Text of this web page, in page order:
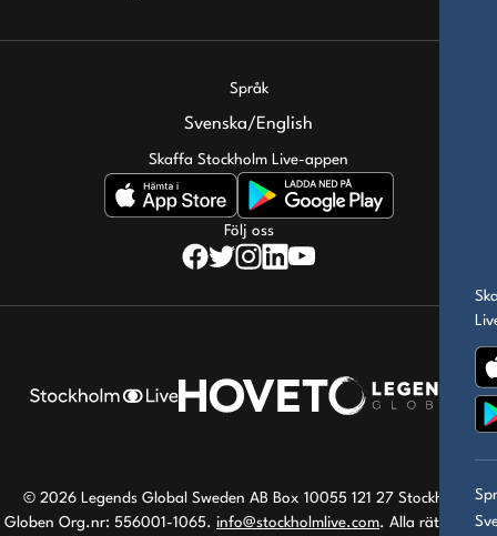
Språk
Svenska/English
Skaffa Stockholm Live-appen
Följ oss
© 2026 Legends Global Sweden AB Box 10055 121 27 Stockholm-
Globen Org.nr: 556001-1065. info@stockholmlive.com. Alla rättigheter